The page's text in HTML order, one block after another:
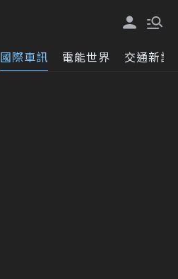
國際車訊 電能世界 交通新訊